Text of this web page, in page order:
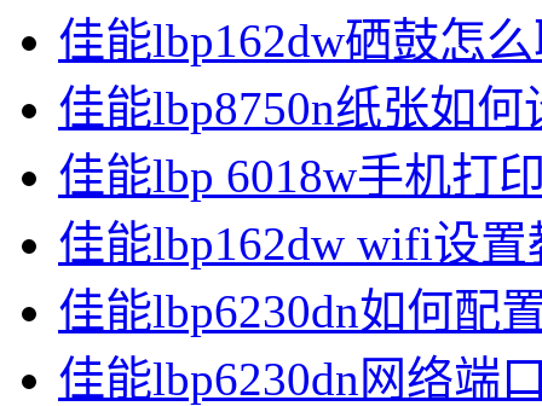
佳能lbp162dw硒鼓怎
佳能lbp8750n纸张如何
佳能lbp 6018w手机打
佳能lbp162dw wifi设置
佳能lbp6230dn如何配
佳能lbp6230dn网络端